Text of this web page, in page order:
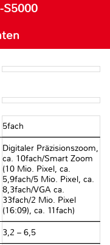
S5000
5fach
Digitaler Präzisionszoom,
ca. 10fach/Smart Zoom
(10 Mio. Pixel, ca.
5,9fach/5 Mio. Pixel, ca.
8,3fach/VGA ca.
33fach/2 Mio. Pixel
(16:09), ca. 11fach)
3,2 – 6,5